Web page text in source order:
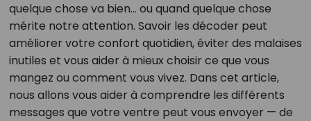
quelque chose va bien… ou quand quelque chose
mérite notre attention. Savoir les décoder peut
améliorer votre confort quotidien, éviter des malaises
inutiles et vous aider à mieux choisir ce que vous
mangez ou comment vous vivez. Dans cet article,
nous allons vous aider à comprendre les différents
messages que votre ventre peut vous envoyer — de